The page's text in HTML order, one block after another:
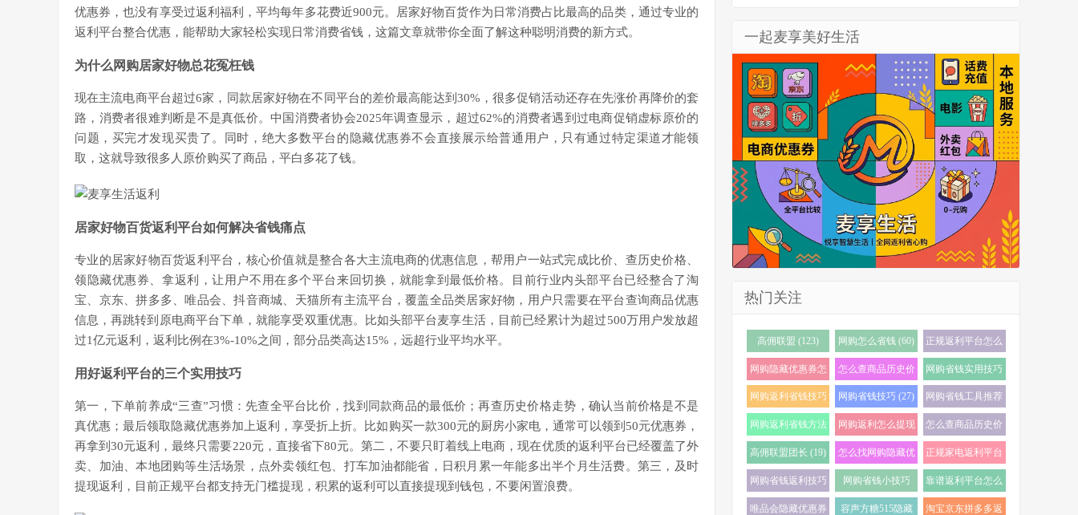
优惠券，也没有享受过返利福利，平均每年多花费近900元。居家好物百货作为日常消费占比最高的品类，通过专业的
返利平台整合优惠，能帮助大家轻松实现日常消费省钱，这篇文章就带你全面了解这种聪明消费的新方式。
为什么网购居家好物总花冤枉钱
现在主流电商平台超过6家，同款居家好物在不同平台的差价最高能达到30%，很多促销活动还存在先涨价再降价的套
路，消费者很难判断是不是真低价。中国消费者协会2025年调查显示，超过62%的消费者遇到过电商促销虚标原价的
问题，买完才发现买贵了。同时，绝大多数平台的隐藏优惠券不会直接展示给普通用户，只有通过特定渠道才能领
取，这就导致很多人原价购买了商品，平白多花了钱。
居家好物百货返利平台如何解决省钱痛点
专业的居家好物百货返利平台，核心价值就是整合各大主流电商的优惠信息，帮用户一站式完成比价、查历史价格、
领隐藏优惠券、拿返利，让用户不用在多个平台来回切换，就能拿到最低价格。目前行业内头部平台已经整合了淘
宝、京东、拼多多、唯品会、抖音商城、天猫所有主流平台，覆盖全品类居家好物，用户只需要在平台查询商品优惠
信息，再跳转到原电商平台下单，就能享受双重优惠。比如头部平台麦享生活，目前已经累计为超过500万用户发放超
过1亿元返利，返利比例在3%-10%之间，部分品类高达15%，远超行业平均水平。
用好返利平台的三个实用技巧
第一，下单前养成“三查”习惯：先查全平台比价，找到同款商品的最低价；再查历史价格走势，确认当前价格是不是
真优惠；最后领取隐藏优惠券加上返利，享受折上折。比如购买一款300元的厨房小家电，通常可以领到50元优惠券，
再拿到30元返利，最终只需要220元，直接省下80元。第二，不要只盯着线上电商，现在优质的返利平台已经覆盖了外
卖、加油、本地团购等生活场景，点外卖领红包、打车加油都能省，日积月累一年能多出半个月生活费。第三，及时
提现返利，目前正规平台都支持无门槛提现，积累的返利可以直接提现到钱包，不要闲置浪费。
一起麦享美好生活
热门关注
高佣联盟 (123) 网购怎么省钱 (60)
正规返利平台怎么
选 (56)
网购隐藏优惠券怎
么找 (38)
怎么查商品历史价
格 (35)
网购省钱实用技巧
(32)
网购返利省钱技巧
(32)
网购省钱技巧 (27)
网购省钱工具推荐
(23)
网购返利省钱方法
(22)
网购返利怎么提现
(21)
怎么查商品历史价
格走势 (20)
高佣联盟团长 (19)
怎么找网购隐藏优
惠券 (19)
正规家电返利平台
怎么选 (18)
网购省钱返利技巧
(18)
网购省钱小技巧
(18)
靠谱返利平台怎么
选 (17)
唯品会隐藏优惠券
容声方糖515隐藏
淘宝京东拼多多返